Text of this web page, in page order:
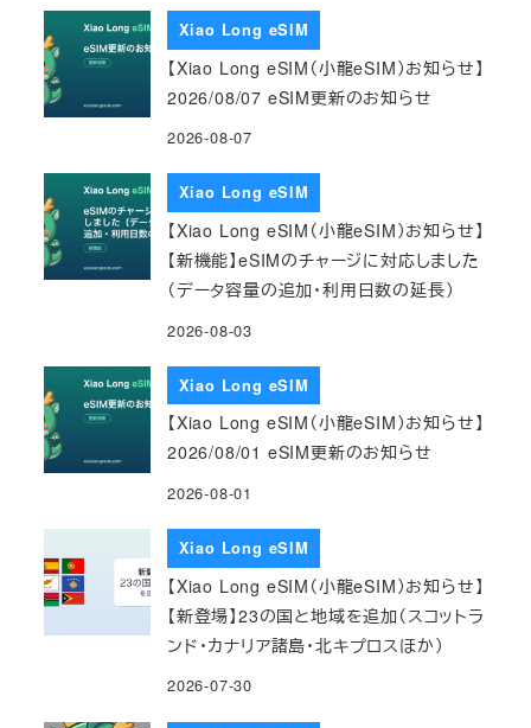
Xiao Long eSIM
【Xiao Long eSIM（小龍eSIM）お知らせ】
2026/08/07 eSIM更新のお知らせ
2026-08-07
Xiao Long eSIM
【Xiao Long eSIM（小龍eSIM）お知らせ】
【新機能】eSIMのチャージに対応しました
（データ容量の追加・利用日数の延長）
2026-08-03
Xiao Long eSIM
【Xiao Long eSIM（小龍eSIM）お知らせ】
2026/08/01 eSIM更新のお知らせ
2026-08-01
Xiao Long eSIM
【Xiao Long eSIM（小龍eSIM）お知らせ】
【新登場】23の国と地域を追加（スコットラ
ンド・カナリア諸島・北キプロスほか）
2026-07-30